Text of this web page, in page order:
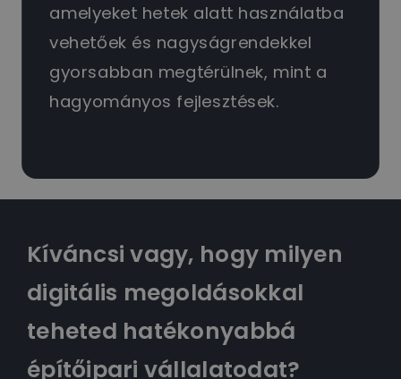
amelyeket hetek alatt használatba
vehetőek és nagyságrendekkel
gyorsabban megtérülnek, mint a
hagyományos fejlesztések.
Kíváncsi vagy, hogy milyen
digitális megoldásokkal
teheted hatékonyabbá
építőipari vállalatodat?